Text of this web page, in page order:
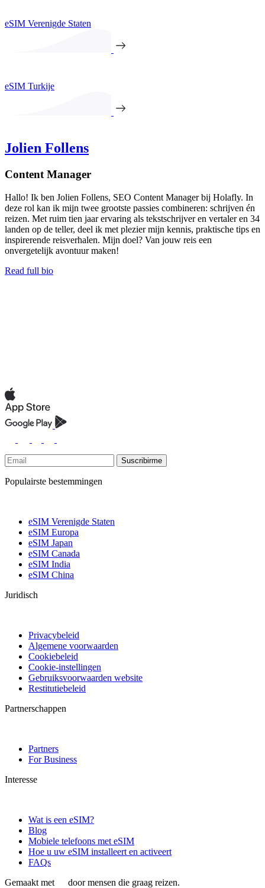
eSIM Verenigde Staten
eSIM Turkije
Jolien Follens
Content Manager
Hallo! Ik ben Jolien Follens, SEO Content Manager bij Holafly. In
deze rol kan ik mijn twee grootste passies combineren: schrijven én
reizen. Met ruim tien jaar ervaring als tekstschrijver en vertaler en 34
landen op de teller, deel ik met plezier mijn kennis, praktische tips en
inspirerende reisverhalen. Mijn doel? Van jouw reis een
onvergetelijk avontuur maken!
Read full bio
Suscribirme
Populairste bestemmingen
eSIM Verenigde Staten
eSIM Europa
eSIM Japan
eSIM Canada
eSIM India
eSIM China
Juridisch
Privacybeleid
Algemene voorwaarden
Cookiebeleid
Cookie-instellingen
Gebruiksvoorwaarden website
Restitutiebeleid
Partnerschappen
Partners
For Business
Interesse
Wat is een eSIM?
Blog
Mobiele telefoons met eSIM
Hoe u uw eSIM installeert en activeert
FAQs
Gemaakt met
door mensen die graag reizen.